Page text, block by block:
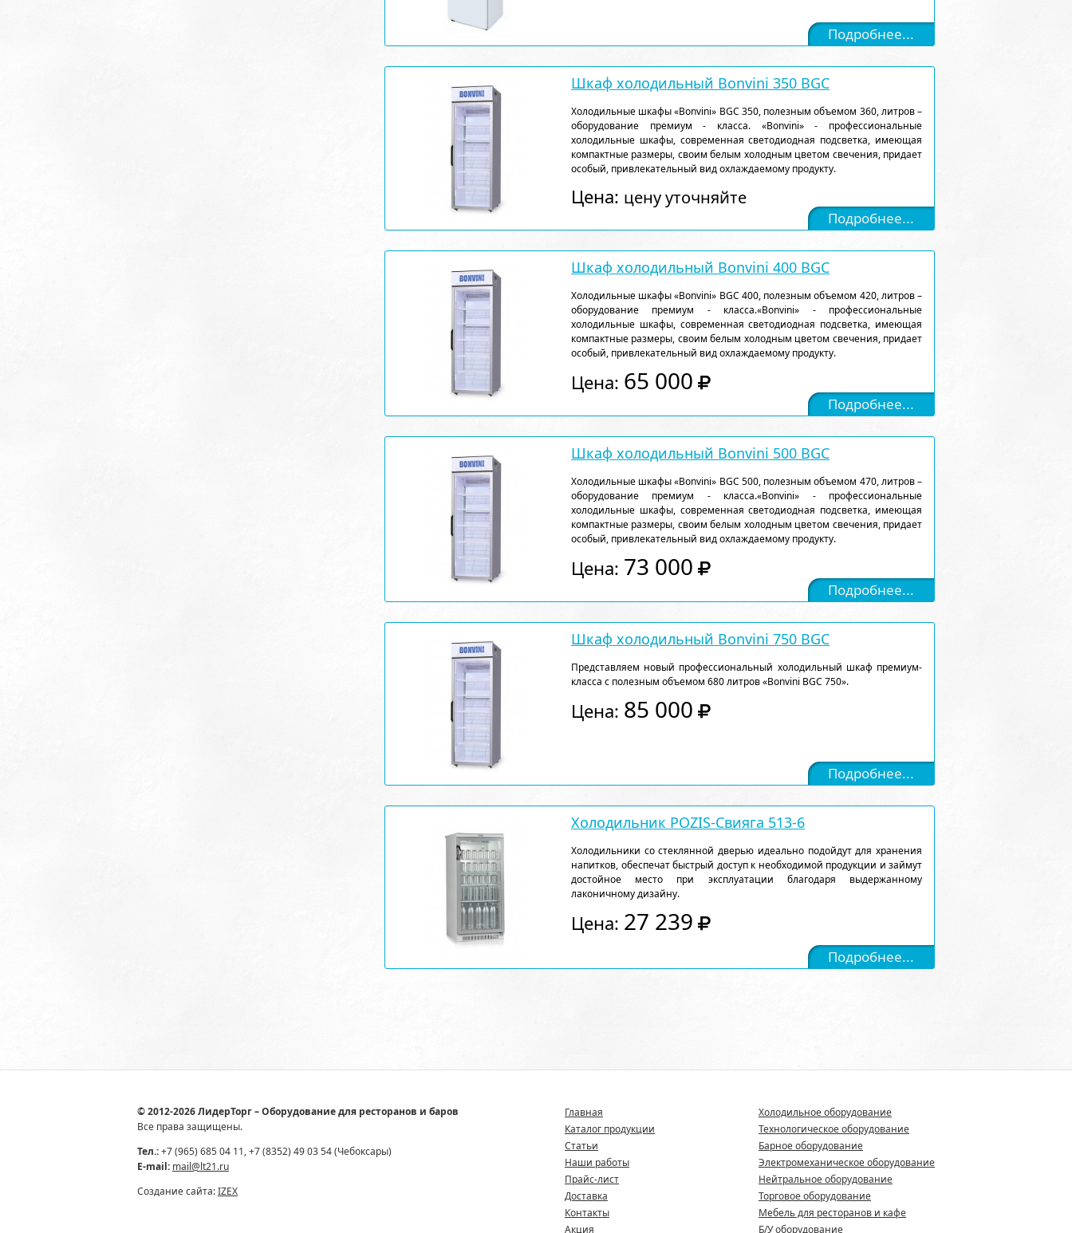
Подробнее...
Шкаф холодильный Bonvini 350 BGC
Холодильные шкафы «Bonvini» BGC 350, полезным объемом 360, литров –
оборудование премиум - класса. «Bonvini» - профессиональные
холодильные шкафы, современная светодиодная подсветка, имеющая
компактные размеры, своим белым холодным цветом свечения, придает
особый, привлекательный вид охлаждаемому продукту.
Цена: цену уточняйте
Подробнее...
Шкаф холодильный Bonvini 400 BGC
Холодильные шкафы «Bonvini» BGC 400, полезным объемом 420, литров –
оборудование премиум - класса.«Bonvini» - профессиональные
холодильные шкафы, современная светодиодная подсветка, имеющая
компактные размеры, своим белым холодным цветом свечения, придает
особый, привлекательный вид охлаждаемому продукту.
Цена: 65 000
Подробнее...
Шкаф холодильный Bonvini 500 BGC
Холодильные шкафы «Bonvini» BGC 500, полезным объемом 470, литров –
оборудование премиум - класса.«Bonvini» - профессиональные
холодильные шкафы, современная светодиодная подсветка, имеющая
компактные размеры, своим белым холодным цветом свечения, придает
особый, привлекательный вид охлаждаемому продукту.
Цена: 73 000
Подробнее...
Шкаф холодильный Bonvini 750 BGC
Представляем новый профессиональный холодильный шкаф премиум-
класса с полезным объемом 680 литров «Bonvini BGC 750».
Цена: 85 000
Подробнее...
Холодильник POZIS-Свияга 513-6
Холодильники со стеклянной дверью идеально подойдут для хранения
напитков, обеспечат быстрый доступ к необходимой продукции и займут
достойное место при эксплуатации благодаря выдержанному
лаконичному дизайну.
Цена: 27 239
Подробнее...
© 2012-2026 ЛидерТорг – Оборудование для ресторанов и баров
Все права защищены.
Тел.:+7 (965) 685 04 11, +7 (8352) 49 03 54 (Чебоксары)
E-mail: mail@lt21.ru
Создание сайта:IZEX
Главная
Каталог продукции
Статьи
Наши работы
Прайс-лист
Доставка
Контакты
Акция
Холодильное оборудование
Технологическое оборудование
Барное оборудование
Электромеханическое оборудование
Нейтральное оборудование
Торговое оборудование
Мебель для ресторанов и кафе
Б/У оборудование